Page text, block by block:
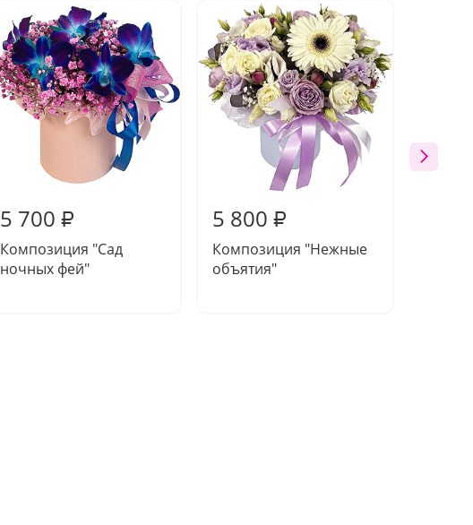
5 700 ₽
Композиция "Сад
ночных фей"
5 800 ₽
Композиция "Нежные
объятия"